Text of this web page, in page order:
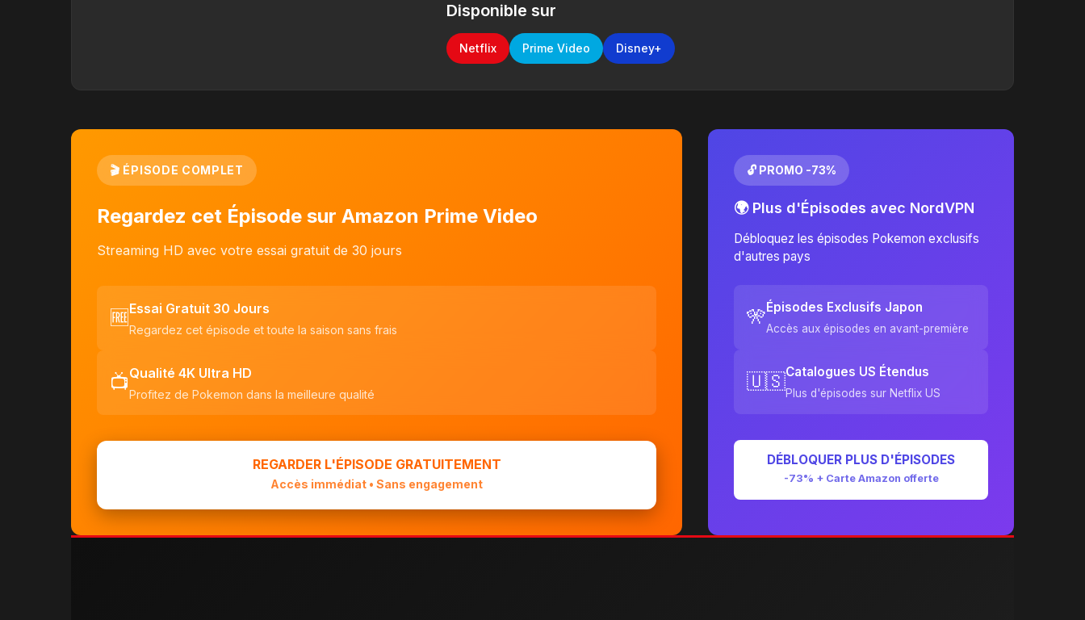
Disponible sur
Netflix Prime Video Disney+
🎬 ÉPISODE COMPLET
Regardez cet Épisode sur Amazon Prime Video
Streaming HD avec votre essai gratuit de 30 jours
🆓Essai Gratuit 30 Jours
Regardez cet épisode et toute la saison sans frais
📺Qualité 4K Ultra HD
Profitez de Pokemon dans la meilleure qualité
REGARDER L'ÉPISODE GRATUITEMENT
Accès immédiat • Sans engagement
🔓 PROMO -73%
🌍 Plus d'Épisodes avec NordVPN
Débloquez les épisodes Pokemon exclusifs
d'autres pays
🎌Épisodes Exclusifs Japon
Accès aux épisodes en avant-première
🇺🇸Catalogues US Étendus
Plus d'épisodes sur Netflix US
DÉBLOQUER PLUS D'ÉPISODES
-73% + Carte Amazon offerte